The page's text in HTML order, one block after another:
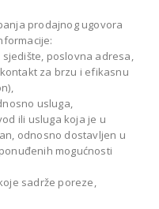
prodajnog ugovora
poslovna adresa,
za brzu i efikasnu
usluga,
ili usluga koja je u
odnosno dostavljen u
mogućnosti
sadrže poreze,